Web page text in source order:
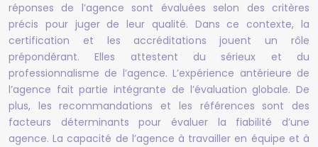
réponses de l’agence sont évaluées selon des critères
précis pour juger de leur qualité. Dans ce contexte, la
certification et les accréditations jouent un rôle
prépondérant. Elles attestent du sérieux et du
professionnalisme de l’agence. L’expérience antérieure de
l’agence fait partie intégrante de l’évaluation globale. De
plus, les recommandations et les références sont des
facteurs déterminants pour évaluer la fiabilité d’une
agence. La capacité de l’agence à travailler en équipe et à